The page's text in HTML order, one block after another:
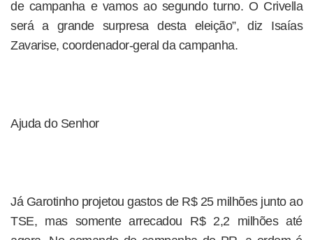
de campanha e vamos ao segundo turno. O Crivella
será a grande surpresa desta eleição”, diz Isaías
Zavarise, coordenador-geral da campanha.
Ajuda do Senhor
Já Garotinho projetou gastos de R$ 25 milhões junto ao
TSE, mas somente arrecadou R$ 2,2 milhões até